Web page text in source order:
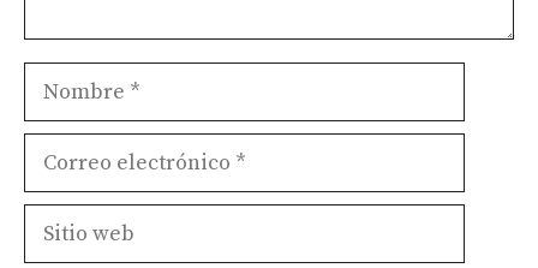
Nombre
Correo
Sitio